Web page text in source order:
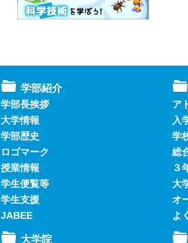
学部紹介
学部長挨拶
大学情報
学部歴史
ロゴマーク
授業情報
学生便覧等
学生支援
JABEE
大学院
ア
入
学
総
３
大
オ
よ